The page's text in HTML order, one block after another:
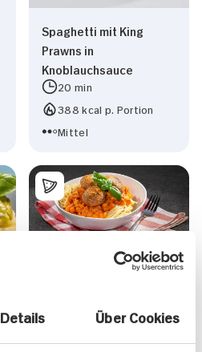
Details Über Cookies
Spaghetti mit King
Prawns in
Knoblauchsauce
20 min
388 kcal p. Portion
Mittel
Tomatensauce